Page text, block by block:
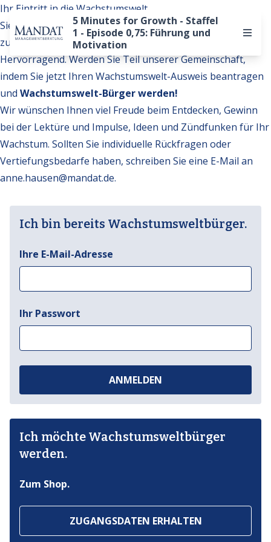
5 Minutes for Growth - Staffel
1 - Episode 0,75: Führung und
Motivation
Ihr Eintritt in die Wachstumswelt
Sie möchten auf weitere Inhalte der Wachstumswelt
zugreifen?
Hervorragend. Werden Sie Teil unserer Gemeinschaft,
indem Sie jetzt Ihren Wachstumswelt-Ausweis beantragen
und Wachstumswelt-Bürger werden!
Wir wünschen Ihnen viel Freude beim Entdecken, Gewinn
bei der Lektüre und Impulse, Ideen und Zündfunken für Ihr
Wachstum. Sollten Sie individuelle Rückfragen oder
Vertiefungsbedarfe haben, schreiben Sie eine E-Mail an
anne.hausen@mandat.de.
Ich bin bereits Wachstumsweltbürger.
Ihre E-Mail-Adresse
Ihr Passwort
ANMELDEN
Ich möchte Wachstumsweltbürger
werden.
Zum Shop.
ZUGANGSDATEN ERHALTEN